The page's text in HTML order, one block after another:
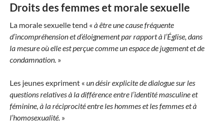
Droits des femmes et morale sexuelle
La morale sexuelle tend « à être une cause fréquente
d’incompréhension et d’éloignement par rapport à l’Église, dans
la mesure où elle est perçue comme un espace de jugement et de
condamnation. »
Les jeunes expriment « un désir explicite de dialogue sur les
questions relatives à la différence entre l’identité masculine et
féminine, à la réciprocité entre les hommes et les femmes et à
l’homosexualité. »